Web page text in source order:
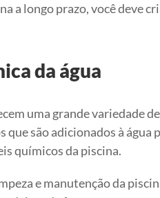
a longo prazo, você deve
da água
uma grande variedade
são adicionados à água
químicos da piscina.
e manutenção da